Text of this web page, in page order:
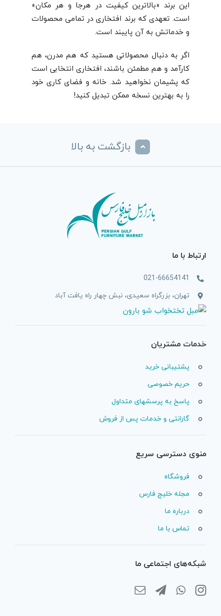
این برند «بالاترین کیفیت در هرجا و هر مکان»
است. تعهدی که برند افتخاری در تمامی محصولات
و خدماتش به آن پایبند است.
اگر به دنبال محصولاتی هستید که هم مدرن، هم
کارآمد و هم مطمئن باشند، افتخاری انتخابی است
که پشیمان نخواهید شد. خانه و فضای کاری خود
را به بهترین نسخه ممکن تبدیل کنید!
بازگشت به بالا
ارتباط با ما
021-66654141
تهران، بزرگراه سعیدی، نبش چهار راه یافت آباد
خدمات مشتریان
پشتیبانی خرید
حریم خصوصی
پاسخ به پرسشهای متداول
گارانتی و خدمات پس از فروش
منوی دسترسی سریع
فروشگاه
مجله خلیج فارس
درباره ما
تماس با ما
شبکه‌های اجتماعی ما